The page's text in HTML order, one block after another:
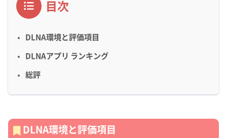
目次
DLNA環境と評価項目
DLNAアプリ ランキング
総評
DLNA環境と評価項目